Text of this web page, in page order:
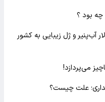
چه بود ؟
آب‌پنیر و ژل زیبایی به کشور
می‌پردازد!
علت چیست؟